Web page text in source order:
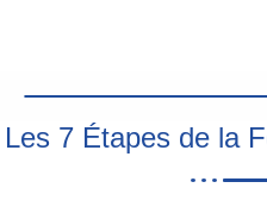
Les 7 Étapes de la